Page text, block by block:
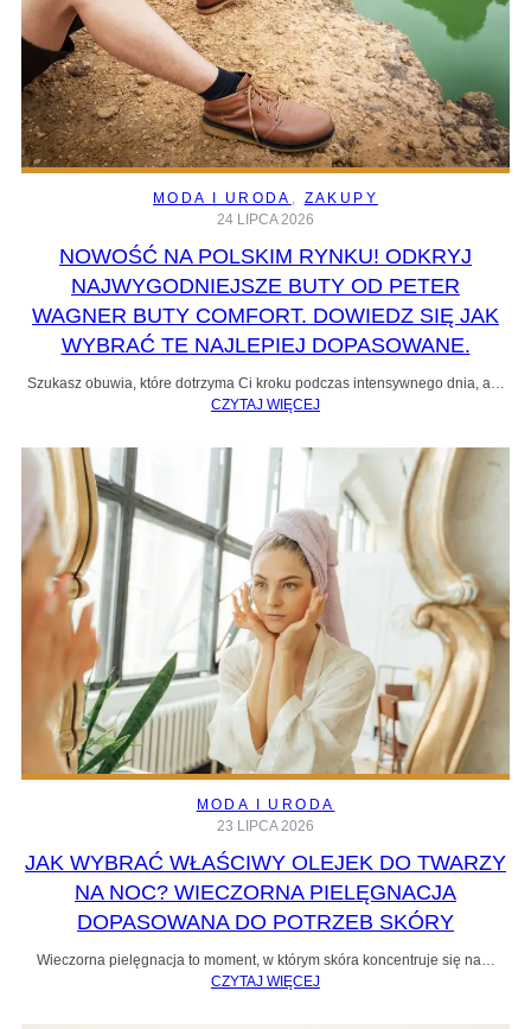
MODA I URODA , ZAKUPY
24 LIPCA 2026
NOWOŚĆ NA POLSKIM RYNKU! ODKRYJ
NAJWYGODNIEJSZE BUTY OD PETER
WAGNER BUTY COMFORT. DOWIEDZ SIĘ JAK
WYBRAĆ TE NAJLEPIEJ DOPASOWANE.
Szukasz obuwia, które dotrzyma Ci kroku podczas intensywnego dnia, a…
CZYTAJ WIĘCEJ
MODA I URODA
23 LIPCA 2026
JAK WYBRAĆ WŁAŚCIWY OLEJEK DO TWARZY
NA NOC? WIECZORNA PIELĘGNACJA
DOPASOWANA DO POTRZEB SKÓRY
Wieczorna pielęgnacja to moment, w którym skóra koncentruje się na…
CZYTAJ WIĘCEJ